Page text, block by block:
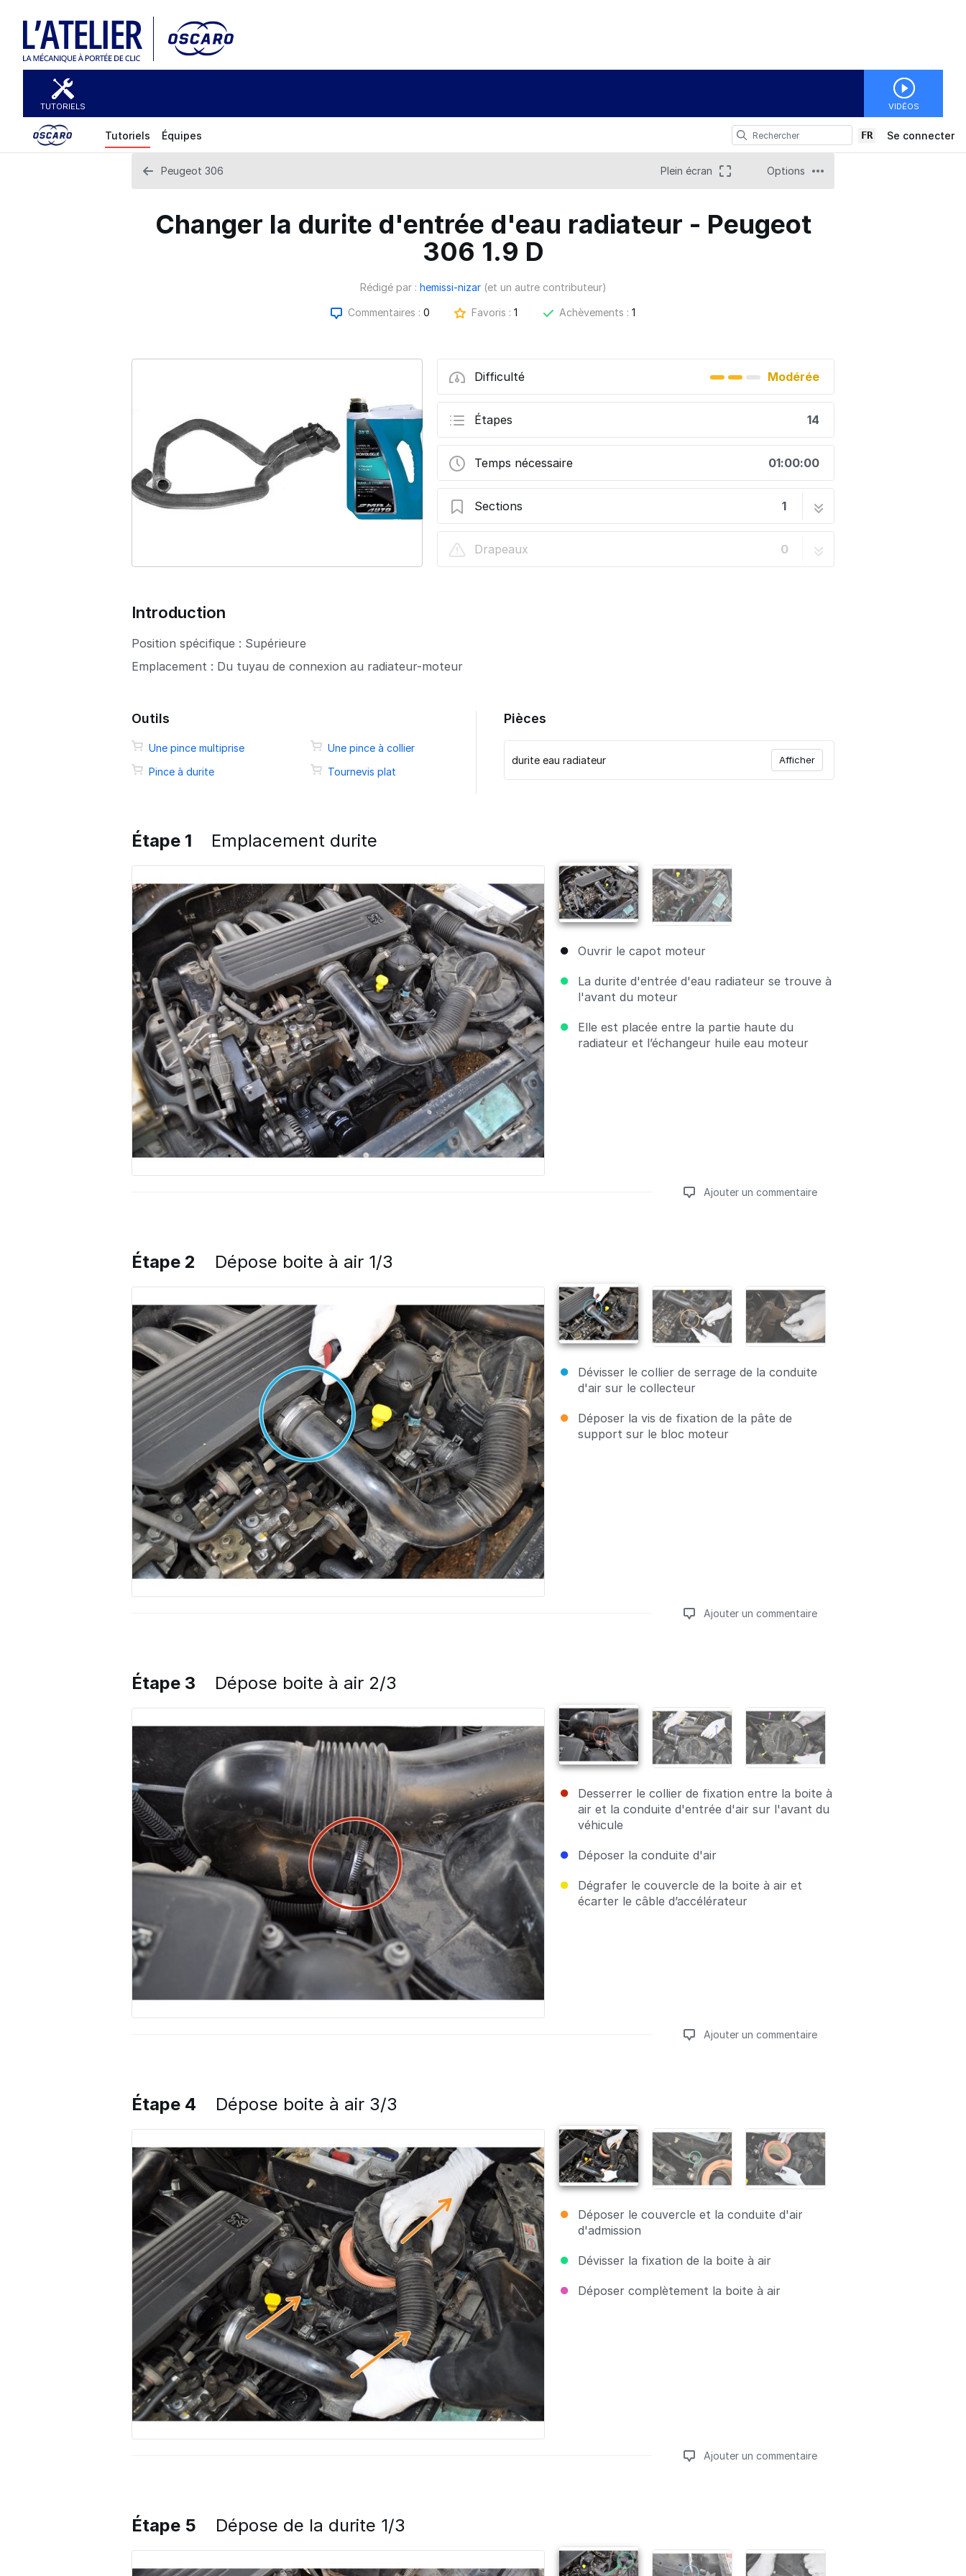
TUTORIELS VIDÉOS
Tutoriels Équipes FR Se connecter
Peugeot 306 Plein écran Options
Changer la durite d'entrée d'eau radiateur - Peugeot
306 1.9 D
Rédigé par : hemissi-nizar (et un autre contributeur)
Commentaires : 0 Favoris : 1 Achèvements : 1
Difficulté Modérée
Étapes 14
Temps nécessaire 01:00:00
Sections 1
Drapeaux 0
Introduction
Position spécifique : Supérieure
Emplacement : Du tuyau de connexion au radiateur-moteur
Outils
Une pince multiprise
Pince à durite
Une pince à collier
Tournevis plat
Pièces
durite eau radiateur Afficher
Étape 1 Emplacement durite
Ouvrir le capot moteur
La durite d'entrée d'eau radiateur se trouve à
l'avant du moteur
Elle est placée entre la partie haute du
radiateur et l’échangeur huile eau moteur
Ajouter un commentaire
Étape 2 Dépose boite à air 1/3
Dévisser le collier de serrage de la conduite
d'air sur le collecteur
Déposer la vis de fixation de la pâte de
support sur le bloc moteur
Ajouter un commentaire
Étape 3 Dépose boite à air 2/3
Desserrer le collier de fixation entre la boite à
air et la conduite d'entrée d'air sur l'avant du
véhicule
Déposer la conduite d'air
Dégrafer le couvercle de la boite à air et
écarter le câble d’accélérateur
Ajouter un commentaire
Étape 4 Dépose boite à air 3/3
Déposer le couvercle et la conduite d'air
d'admission
Dévisser la fixation de la boite à air
Déposer complètement la boite à air
Ajouter un commentaire
Étape 5 Dépose de la durite 1/3